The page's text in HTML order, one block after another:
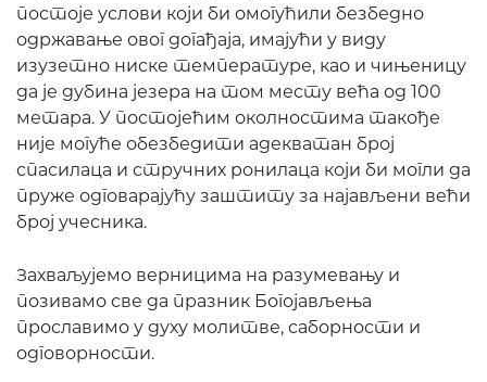
постоје услови који би омогућили безбедно
одржавање овог догађаја, имајући у виду
изузетно ниске температуре, као и чињеницу
да је дубина језера на том месту већа од 100
метара. У постојећим околностима такође
није могуће обезбедити адекватан број
спасилаца и стручних ронилаца који би могли да
пруже одговарајућу заштиту за најављени већи
број учесника.
Захваљујемо верницима на разумевању и
позивамо све да празник Богојављења
прославимо у духу молитве, саборности и
одговорности.